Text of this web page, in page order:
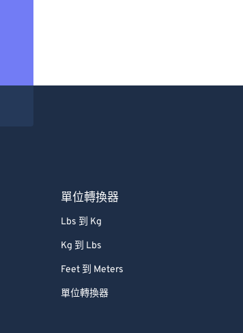
單位轉換器
Lbs 到 Kg
Kg 到 Lbs
Feet 到 Meters
單位轉換器